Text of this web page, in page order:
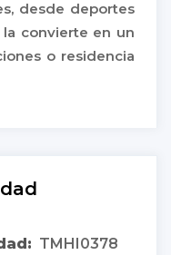
desde deportes
convierte en un
o residencia
TMHI0378